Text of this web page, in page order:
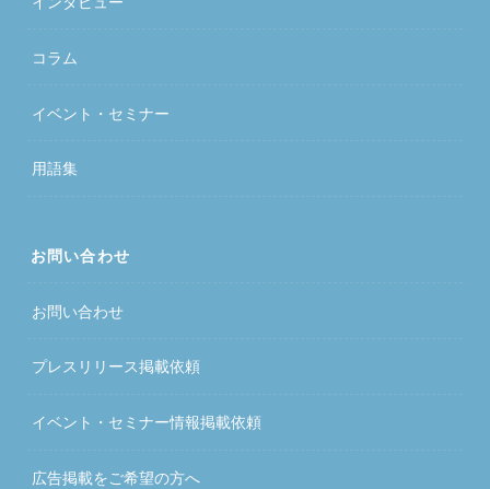
コラム
イベント・セミナー
用語集
お問い合わせ
お問い合わせ
プレスリリース掲載依頼
イベント・セミナー情報掲載依頼
広告掲載をご希望の方へ